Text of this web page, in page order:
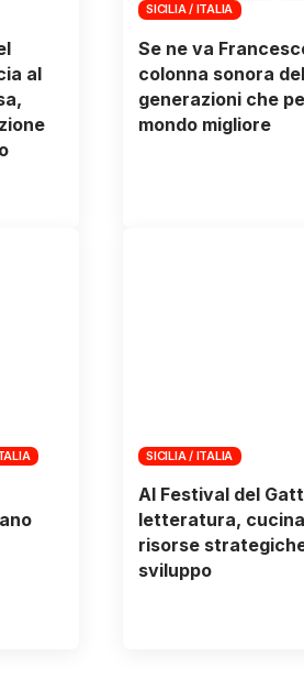
al
SICILIA / ITALIA
Se ne va
colonna sonora
generazioni che
mondo migliore
SICILIA / ITALIA
Al Festival del
letteratura,
risorse
sviluppo